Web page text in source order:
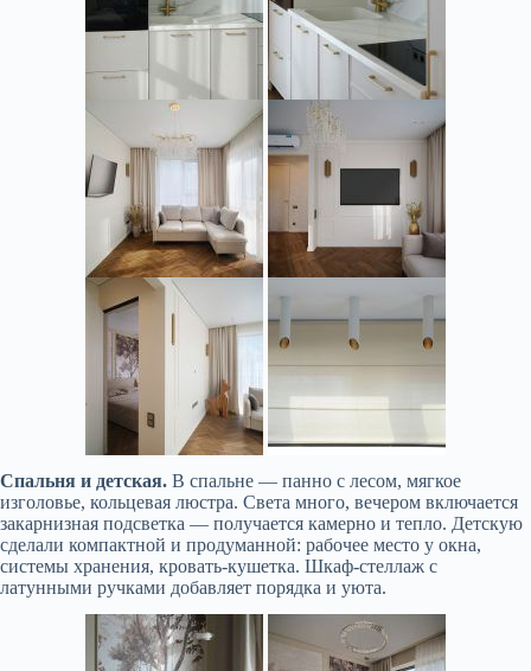
Спальня и детская. В спальне — панно с лесом, мягкое
изголовье, кольцевая люстра. Света много, вечером включается
закарнизная подсветка — получается камерно и тепло. Детскую
сделали компактной и продуманной: рабочее место у окна,
системы хранения, кровать-кушетка. Шкаф-стеллаж с
латунными ручками добавляет порядка и уюта.